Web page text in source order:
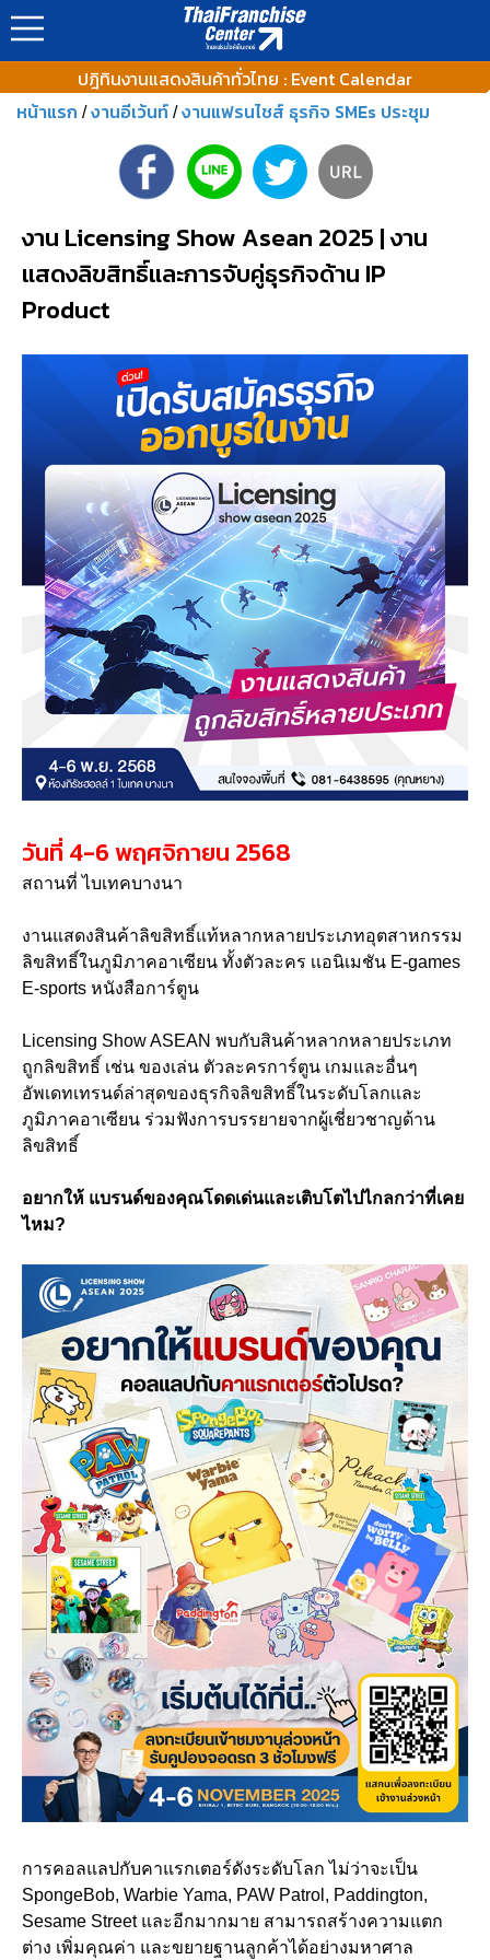
ปฎิทินงานแสดงสินค้าทั่วไทย : Event Calendar
หน้าแรก /งานอีเว้นท์ /งานแฟรนไชส์ ธุรกิจ SMEs ประชุม
งาน Licensing Show Asean 2025 | งาน
แสดงลิขสิทธิ์และการจับคู่ธุรกิจด้าน IP
Product
วันที่ 4-6 พฤศจิกายน 2568
สถานที่ ไบเทคบางนา
งานแสดงสินค้าลิขสิทธิ์แท้หลากหลายประเภทอุตสาหกรรม
ลิขสิทธิ์ในภูมิภาคอาเซียน ทั้งตัวละคร เเอนิเมชัน E-games
E-sports หนังสือการ์ตูน
Licensing Show ASEAN พบกับสินค้าหลากหลายประเภท
ถูกลิขสิทธิ์ เช่น ของเล่น ตัวละครการ์ตูน เกมและอื่นๆ
อัพเดทเทรนด์ล่าสุดของธุรกิจลิขสิทธิ์ในระดับโลกเเละ
ภูมิภาคอาเซียน ร่วมฟังการบรรยายจากผู้เชี่ยวชาญด้าน
ลิขสิทธิ์
อยากให้ แบรนด์ของคุณโดดเด่นและเติบโตไปไกลกว่าที่เคย
ไหม?
การคอลแลปกับคาแรกเตอร์ดังระดับโลก ไม่ว่าจะเป็น
SpongeBob, Warbie Yama, PAW Patrol, Paddington,
Sesame Street และอีกมากมาย สามารถสร้างความแตก
ต่าง เพิ่มคุณค่า และขยายฐานลูกค้าได้อย่างมหาศาล